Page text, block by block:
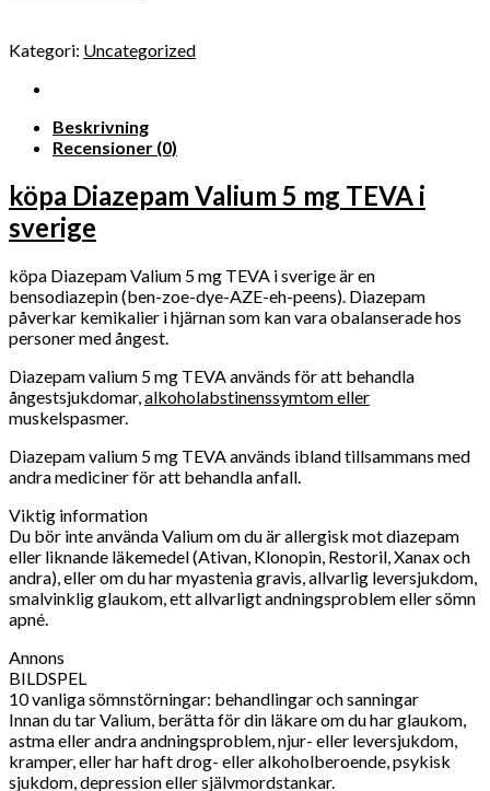
Kategori: Uncategorized
Beskrivning
Recensioner (0)
köpa Diazepam Valium 5 mg TEVA i
sverige
köpa Diazepam Valium 5 mg TEVA i sverige är en
bensodiazepin (ben-zoe-dye-AZE-eh-peens). Diazepam
påverkar kemikalier i hjärnan som kan vara obalanserade hos
personer med ångest.
Diazepam valium 5 mg TEVA används för att behandla
ångestsjukdomar, alkoholabstinenssymtom eller
muskelspasmer.
Diazepam valium 5 mg TEVA används ibland tillsammans med
andra mediciner för att behandla anfall.
Viktig information
Du bör inte använda Valium om du är allergisk mot diazepam
eller liknande läkemedel (Ativan, Klonopin, Restoril, Xanax och
andra), eller om du har myastenia gravis, allvarlig leversjukdom,
smalvinklig glaukom, ett allvarligt andningsproblem eller sömn
apné.
Annons
BILDSPEL
10 vanliga sömnstörningar: behandlingar och sanningar
Innan du tar Valium, berätta för din läkare om du har glaukom,
astma eller andra andningsproblem, njur- eller leversjukdom,
kramper, eller har haft drog- eller alkoholberoende, psykisk
sjukdom, depression eller självmordstankar.